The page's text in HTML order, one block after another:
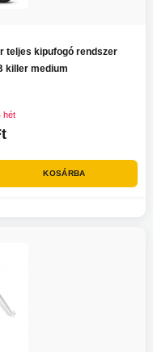
teljes kipufogó rendszer
killer medium
hét
KOSÁRBA